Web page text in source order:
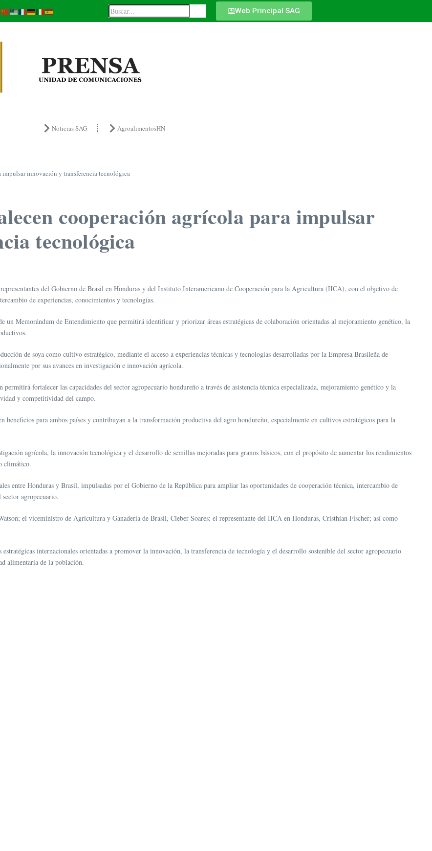
Web Principal SAG
Noticias SAG AgroalimentosHN
innovación y transferencia tecnológica
cooperación agrícola para impulsar
tecnológica
del Gobierno de Brasil en Honduras y del Instituto Interamericano de Cooperación para la Agricultura (IICA), con el objetivo de
de experiencias, conocimientos y tecnologías.
un Memorándum de Entendimiento que permitirá identificar y priorizar áreas estratégicas de colaboración orientadas al mejoramiento genético, la
de soya como cultivo estratégico, mediante el acceso a experiencias técnicas y tecnologías desarrolladas por la Empresa Brasileña de
por sus avances en investigación e innovación agrícola.
fortalecer las capacidades del sector agropecuario hondureño a través de asistencia técnica especializada, mejoramiento genético y la
y competitividad del campo.
beneficios para ambos países y contribuyan a la transformación productiva del agro hondureño, especialmente en cultivos estratégicos para la
agrícola, la innovación tecnológica y el desarrollo de semillas mejoradas para granos básicos, con el propósito de aumentar los rendimientos
climático.
entre Honduras y Brasil, impulsadas por el Gobierno de la República para ampliar las oportunidades de cooperación técnica, intercambio de
agropecuario.
el viceministro de Agricultura y Ganadería de Brasil, Cleber Soares; el representante del IICA en Honduras, Cristhian Fischer; así como
internacionales orientadas a promover la innovación, la transferencia de tecnología y el desarrollo sostenible del sector agropecuario
alimentaria de la población.